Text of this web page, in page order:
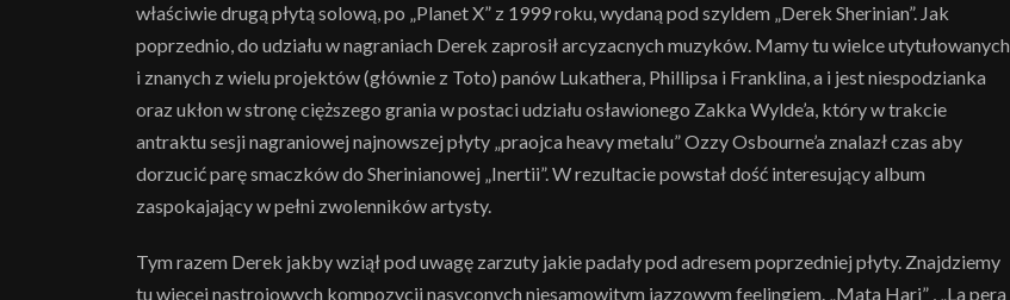
właściwie drugą płytą solową, po „Planet X” z 1999 roku, wydaną pod szyldem „Derek Sherinian”. Jak
poprzednio, do udziału w nagraniach Derek zaprosił arcyzacnych muzyków. Mamy tu wielce utytułowanych
i znanych z wielu projektów (głównie z Toto) panów Lukathera, Phillipsa i Franklina, a i jest niespodzianka
oraz ukłon w stronę cięższego grania w postaci udziału osławionego Zakka Wylde’a, który w trakcie
antraktu sesji nagraniowej najnowszej płyty „praojca heavy metalu” Ozzy Osbourne’a znalazł czas aby
dorzucić parę smaczków do Sherinianowej „Inertii”. W rezultacie powstał dość interesujący album
zaspokajający w pełni zwolenników artysty.
Tym razem Derek jakby wziął pod uwagę zarzuty jakie padały pod adresem poprzedniej płyty. Znajdziemy
tu więcej nastrojowych kompozycji nasyconych niesamowitym jazzowym feelingiem. „Mata Hari” , „La pera